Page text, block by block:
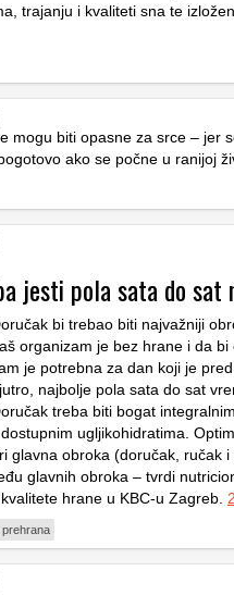
trajanju i kvaliteti sna te
mogu biti opasne za srce – jer
ako se počne u ranijoj
jesti pola sata do sat
bi trebao biti najvažniji
organizam je bez hrane i da
je potrebna za dan koji je
najbolje pola sata do sat
treba biti bogat
ugljikohidratima.
glavna obroka (doručak, ručak i
glavnih obroka – tvrdi
hrane u KBC-u Zagreb.